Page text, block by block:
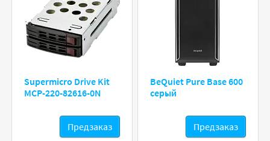
Supermicro Drive Kit
MCP-220-82616-0N
Предзаказ
BeQuiet Pure Base 600
серый
Предзаказ